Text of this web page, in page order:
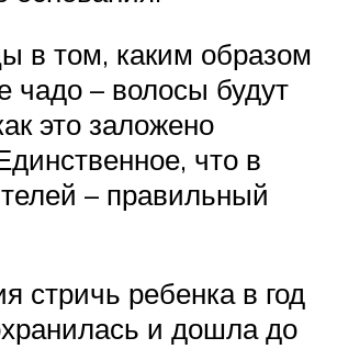
в том, каким образом
чадо – волосы будут
это заложено
что в
– правильный
стричь ребенка в год
и дошла до